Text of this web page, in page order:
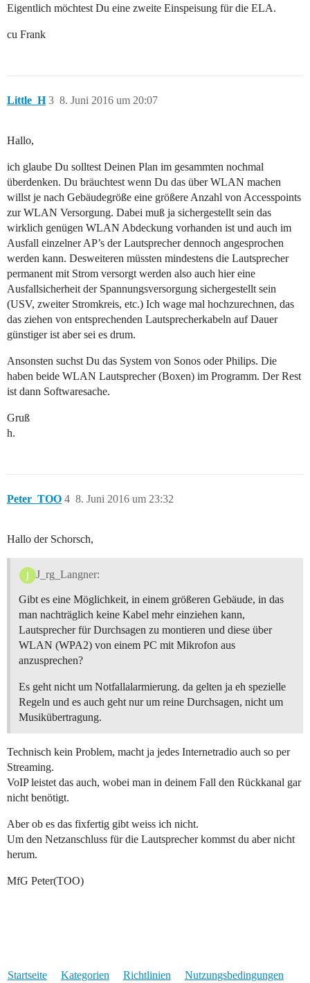
Eigentlich möchtest Du eine zweite Einspeisung für die ELA.
cu Frank
Little_H 8. Juni 2016 um 20:07
3
Hallo,
ich glaube Du solltest Deinen Plan im gesammten nochmal
überdenken. Du bräuchtest wenn Du das über WLAN machen
willst je nach Gebäudegröße eine größere Anzahl von Accesspoints
zur WLAN Versorgung. Dabei muß ja sichergestellt sein das
wirklich genügen WLAN Abdeckung vorhanden ist und auch im
Ausfall einzelner AP’s der Lautsprecher dennoch angesprochen
werden kann. Desweiteren müssten mindestens die Lautsprecher
permanent mit Strom versorgt werden also auch hier eine
Ausfallsicherheit der Spannungsversorgung sichergestellt sein
(USV, zweiter Stromkreis, etc.) Ich wage mal hochzurechnen, das
das ziehen von entsprechenden Lautsprecherkabeln auf Dauer
günstiger ist aber sei es drum.
Ansonsten suchst Du das System von Sonos oder Philips. Die
haben beide WLAN Lautsprecher (Boxen) im Programm. Der Rest
ist dann Softwaresache.
Gruß
h.
Peter_TOO 8. Juni 2016 um 23:32
4
Hallo der Schorsch,
J_rg_Langner:
Gibt es eine Möglichkeit, in einem größeren Gebäude, in das
man nachträglich keine Kabel mehr einziehen kann,
Lautsprecher für Durchsagen zu montieren und diese über
WLAN (WPA2) von einem PC mit Mikrofon aus
anzusprechen?
Es geht nicht um Notfallalarmierung. da gelten ja eh spezielle
Regeln und es auch geht nur um reine Durchsagen, nicht um
Musikübertragung.
Technisch kein Problem, macht ja jedes Internetradio auch so per
Streaming.
VoIP leistet das auch, wobei man in deinem Fall den Rückkanal gar
nicht benötigt.
Aber ob es das fixfertig gibt weiss ich nicht.
Um den Netzanschluss für die Lautsprecher kommst du aber nicht
herum.
MfG Peter(TOO)
Startseite Kategorien Richtlinien Nutzungsbedingungen